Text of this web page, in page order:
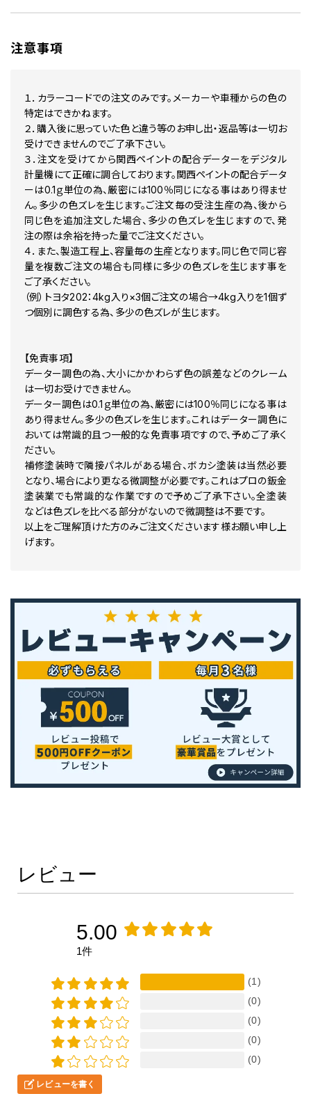
219 プレシャスブラックパール
221 ブラッキッシュアゲハガラスフレーク
222 バーニングブラッククリスタルシャインガラスフレーク
309 フリーボンレッド
35U グリーンM
377 ダークワインM
3E5 スーパーレッド2
3E6 レッド
3H4 レッドマイカ
3H7 レッド
3J7 スーパーレッドマイカ
3J7 スーパーレッドマイカ 原液カラーベース 原液パールベース セ
3J8 ワインレッドマイカ
3K3 レッドマイカ
3K4 レッドマイカM
3L4 ワインレッドマイカ
3M7 レッド
3M8 レッドマイカ
3N2 レッドマイカ
3N3 レッドマイカM
3N4 ダークレッドマイカ
3N8 レッドマイカM
3P0 スーパーレッド5
3P0 スーパーレッド5
3P1 レッドマイカM
3P2 ボルドーマイカ
3P3 ローズメタリックオパール
3P4 ローズマイカM
3P6 ブラキッシュレッドマイカ
3P7 シェルマイカM
3P9 ブラックチェリーマイカ
3Q0 ローズM
3Q1 ライトローズマイカM
3Q2 ダークレッドマイカ
3Q3 ダークレッドマイカM
3Q4 シェルM
3R1 レッドマイカクリスタルシャイン
3R3 レッドマイカM
3R6 ジンジャーレッドマイカM
3R8 ブリックレッドメタリック
3R9 ボルドーマイカM
3S3 マルーンブラウンMC
3S7 チェリーパールクリスタルシャイン
3T0 ダークレッドマイカメタリック
3T3 センシュアルレッドマイカ 原液カラーベース 原液パールベース
3T4 モモタロウ
3T6 クリムゾンスパークレッドメタリック
3T7 エモーショナルレッド 原液カラーベース 原液カラークリヤー セ
3T8 レッドマイカメタリック
3T9 クールボルドーガラスフレーク
3U2 リッチレッドクリスタルシャインガラスフレーク 原液カラーベ
490 ディープブラウンM
4K6 レディッシュブラウンM
4L6 ダークグレーイッシュブラウンマイカM
4M5 ライトブラウン
4M9 ベージュM
4N1 グレイッシュブラウンM
4N2 ダークブラウンマイカ
4N3 ベージュマイカM
4P2 スパークリングゴールドM
4P7 ベージュ M
4Q1 オレンジ
4Q2 ベージュマイカM
4Q4 ベージュ
注意事項
１．カラーコードでの注文のみです。メーカーや車種からの色の
特定はできかねます。
２．購入後に思っていた色と違う等のお申し出・返品等は一切お
受けできませんのでご了承下さい。
３．注文を受けてから関西ペイントの配合データーをデジタル
計量機にて正確に調合しております。関西ペイントの配合データ
ーは0.1ｇ単位の為、厳密には100％同じになる事はあり得ませ
ん。多少の色ズレを生じます。ご注文毎の受注生産の為、後から
同じ色を追加注文した場合、多少の色ズレを生じますので、発
注の際は余裕を持った量でご注文ください。
４．また、製造工程上、容量毎の生産となります。同じ色で同じ容
量を複数ご注文の場合も同様に多少の色ズレを生じます事を
ご了承ください。
（例）トヨタ202：4kg入り×3個ご注文の場合→4kg入りを1個ず
つ個別に調色する為、多少の色ズレが生じます。
【免責事項】
データー調色の為、大小にかかわらず色の誤差などのクレーム
は一切お受けできません。
データー調色は0.1ｇ単位の為、厳密には100％同じになる事は
あり得ません。多少の色ズレを生じます。これはデーター調色に
おいては常識的且つ一般的な免責事項ですので、予めご了承く
ださい。
補修塗装時で隣接パネルがある場合、ボカシ塗装は当然必要
となり、場合により更なる微調整が必要です。これはプロの鈑金
塗装業でも常識的な作業ですので予めご了承下さい。全塗装
などは色ズレを比べる部分がないので微調整は不要です。
以上をご理解頂けた方のみご注文くださいます様お願い申し上
げます。
レビュー
5.00
1件
(1)
(0)
(0)
(0)
(0)
レビューを書く